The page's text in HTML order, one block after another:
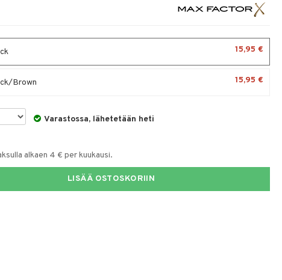
15,95 €
Brown 15,95 €
Varastossa, lähetetään heti
alkaen 4 € per kuukausi.
LISÄÄ OSTOSKORIIN